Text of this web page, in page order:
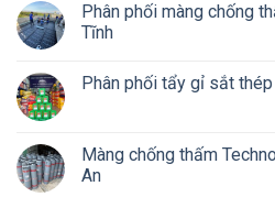
Phân phối màng chống
Tĩnh
Phân phối tẩy gỉ sắt
Màng chống thấm
An